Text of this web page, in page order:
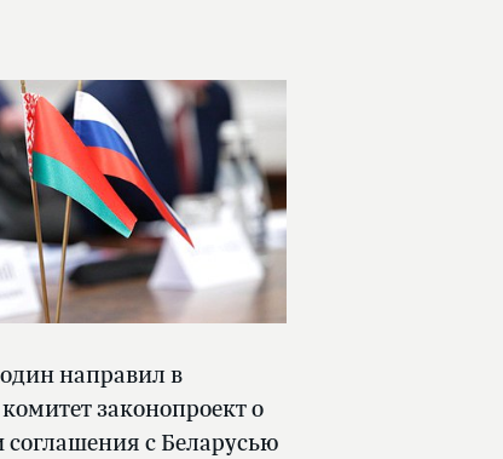
направил в
законопроект о
с Беларусью